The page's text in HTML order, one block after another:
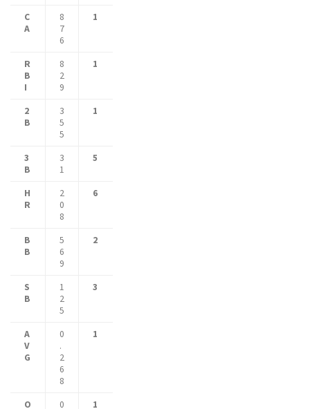
C
A
8
7
6
1
R
B
I
8
2
9
1
2
B
3
5
5
1
3
B
3
1
5
H
R
2
0
8
6
B
B
5
6
9
2
S
B
1
2
5
3
A
V
G
0
.
2
6
8
1
O
0
1